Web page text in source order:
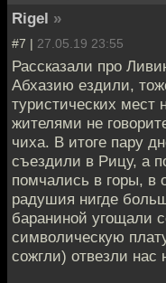
Rigel »
#7 | 27.05.19 23:55
Рассказали про
Абхазию ездили,
туристических мест
жителями не
чиха. В итоге пару
съездили в Рицу, а
помчались в горы, в
радушия нигде
бараниной угощали
символическую
сожгли) отвезли